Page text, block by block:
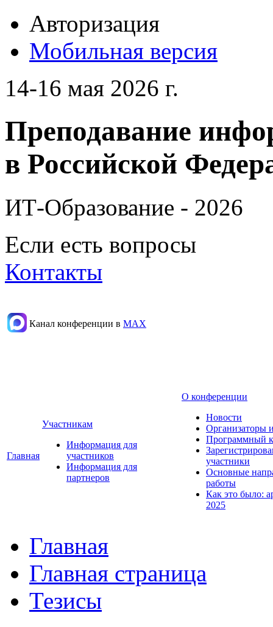
Авторизация
Мобильная версия
14-16 мая 2026 г.
Преподавание
в Российской
ИТ-Образование - 2026
Если есть вопросы
Контакты
Канал конференции в МАХ
Главная
Участникам
Информация для
участников
Информация для
партнеров
О конференции
Новости
Организаторы
Программный
участники
Основные
работы
Как это было:
2025
Главная
Главная страница
Тезисы